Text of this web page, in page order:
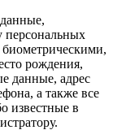
персональных
рождения,
данные, адрес
а также все
известные в